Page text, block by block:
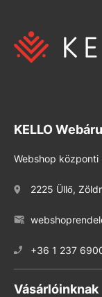
KELLO
Webshop központi
2225 Üllő,
+36 1 237
Vásárlóinknak